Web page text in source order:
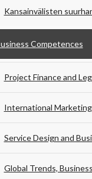
Kansainvälisten
Competences
Project Finance and
International Marketing
Service Design and
Global Trends,